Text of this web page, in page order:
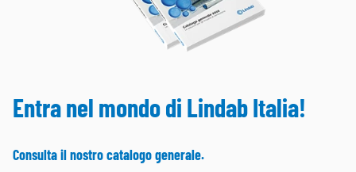
Entra nel mondo di Lindab Italia!
Consulta il nostro catalogo generale.